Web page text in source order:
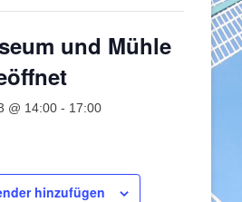
und Mühle
@ 14:00 - 17:00
hinzufügen